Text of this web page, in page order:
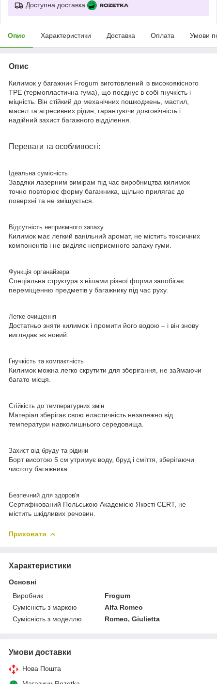
Доступна доставка
Опис Характеристики Доставка Оплата Умови
Опис
Килимок у багажник Frogum виготовлений із високоякісного
TPE (термопластична гума), що поєднує в собі гнучкість і
міцність. Він стійкий до механічних пошкоджень, мастил,
масел та агресивних рідин, гарантуючи довговічність і
надійний захист багажного відділення.
Переваги та особливості:
Ідеальна сумісність
Завдяки лазерним вимірам під час виробництва килимок
точно повторює форму багажника, щільно прилягає до
поверхні та не зміщується.
Відсутність неприємного запаху
Килимок має легкий ванільний аромат, не містить токсичних
компонентів і не виділяє неприємного запаху гуми.
Функція органайзера
Спеціальна структура з нішами різної форми запобігає
переміщенню предметів у багажнику під час руху.
Легке очищення
Достатньо зняти килимок і промити його водою – і він знову
виглядає як новий.
Гнучкість та компактність
Килимок можна легко скрутити для зберігання, не займаючи
багато місця.
Стійкість до температурних змін
Матеріал зберігає свою еластичність незалежно від
температури навколишнього середовища.
Захист від бруду та рідини
Борт висотою 5 см утримує воду, бруд і сміття, зберігаючи
чистоту багажника.
Безпечний для здоров'я
Сертифікований Польською Академією Якості CERT, не
містить шкідливих речовин.
Приховати
Характеристики
Основні
Виробник
Frogum
Сумісність з маркою
Alfa Romeo
Сумісність з моделлю
Romeo, Giulietta
Умови доставки
Нова Пошта